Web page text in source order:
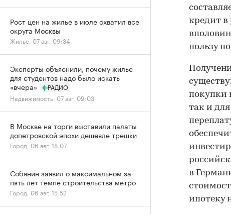
кредит в
пользу
покупки
так и
в
ипотеку
Рост цен на жилье в июле охватил все
округа Москвы
Жилье, 07 авг, 09:34
Эксперты объяснили, почему жилье
для студентов надо было искать
«вчера»
РАДИО
Недвижимость, 07 авг, 09:03
В Москве на торги выставили палаты
допетровской эпохи дешевле трешки
Город, 06 авг, 18:07
Собянин заявил о максимальном за
пять лет темпе строительства метро
Город, 06 авг, 15:52